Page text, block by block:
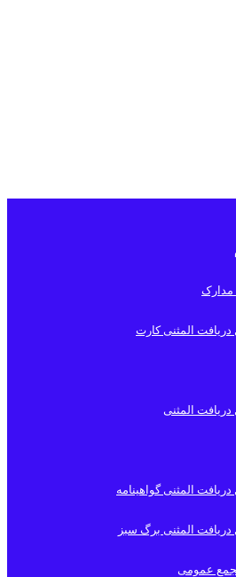
مدارک
المثنی کارت
المثنی
المثنی گواهینامه
المثنی برگ سبز
عمومی